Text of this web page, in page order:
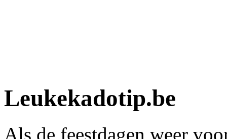
Leukekadotip.be
Als de feestdagen weer